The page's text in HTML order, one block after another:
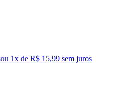
ou 1x de R$ 15,99 sem juros